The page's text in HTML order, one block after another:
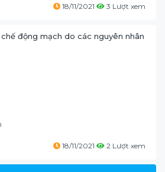
18/11/2021 3 Lượt xem
động mạch do các nguyên nhân
18/11/2021 2 Lượt xem